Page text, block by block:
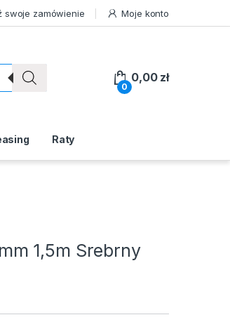
swoje zamówienie Moje konto
0
0,00 zł
Raty
1,5m Srebrny